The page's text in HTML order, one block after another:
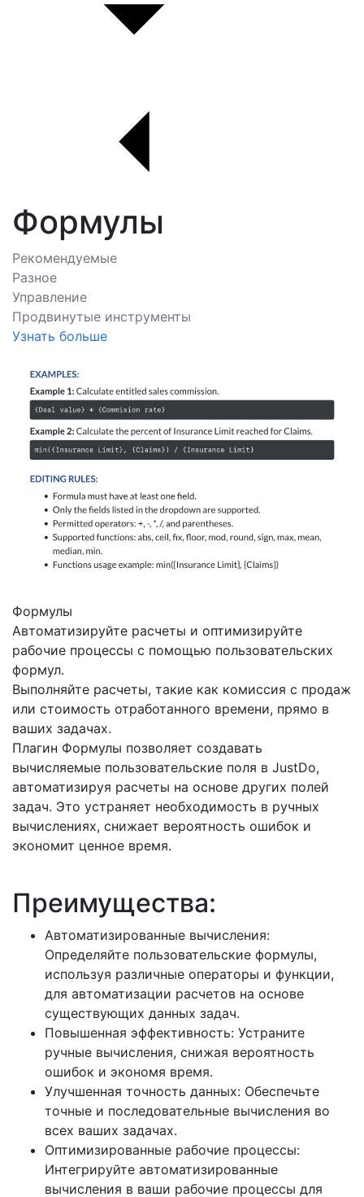
Формулы
Рекомендуемые
Разное
Управление
Продвинутые инструменты
Узнать больше
Формулы
Автоматизируйте расчеты и оптимизируйте
рабочие процессы с помощью пользовательских
формул.
Выполняйте расчеты, такие как комиссия с продаж
или стоимость отработанного времени, прямо в
ваших задачах.
Плагин Формулы позволяет создавать
вычисляемые пользовательские поля в JustDo,
автоматизируя расчеты на основе других полей
задач. Это устраняет необходимость в ручных
вычислениях, снижает вероятность ошибок и
экономит ценное время.
Преимущества:
Автоматизированные вычисления:
Определяйте пользовательские формулы,
используя различные операторы и функции,
для автоматизации расчетов на основе
существующих данных задач.
Повышенная эффективность: Устраните
ручные вычисления, снижая вероятность
ошибок и экономя время.
Улучшенная точность данных: Обеспечьте
точные и последовательные вычисления во
всех ваших задачах.
Оптимизированные рабочие процессы:
Интегрируйте автоматизированные
вычисления в ваши рабочие процессы для